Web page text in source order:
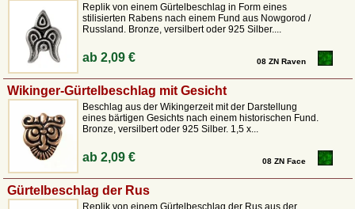
Replik von einem Gürtelbeschlag in Form eines
stilisierten Rabens nach einem Fund aus Nowgorod /
Russland. Bronze, versilbert oder 925 Silber....
ab2,09 € 08 ZN Raven
Wikinger-Gürtelbeschlag mit Gesicht
Beschlag aus der Wikingerzeit mit der Darstellung
eines bärtigen Gesichts nach einem historischen Fund.
Bronze, versilbert oder 925 Silber. 1,5 x...
ab2,09 € 08 ZN Face
Gürtelbeschlag der Rus
Replik von einem Gürtelbeschlag der Rus aus der